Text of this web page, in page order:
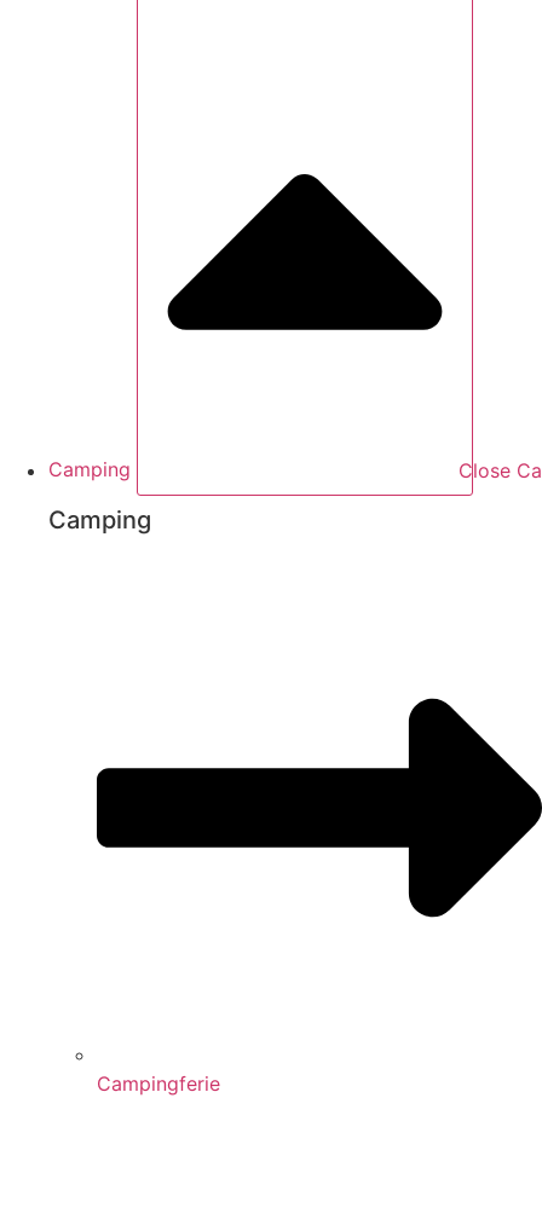
Camping Close
Camping
Campingferie